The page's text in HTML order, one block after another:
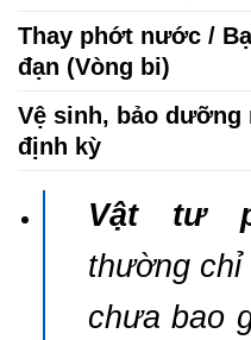
Thay phớt nước /
đạn (Vòng bi)
Vệ sinh, bảo dưỡng
định kỳ
Vật tư
thường chỉ
chưa bao